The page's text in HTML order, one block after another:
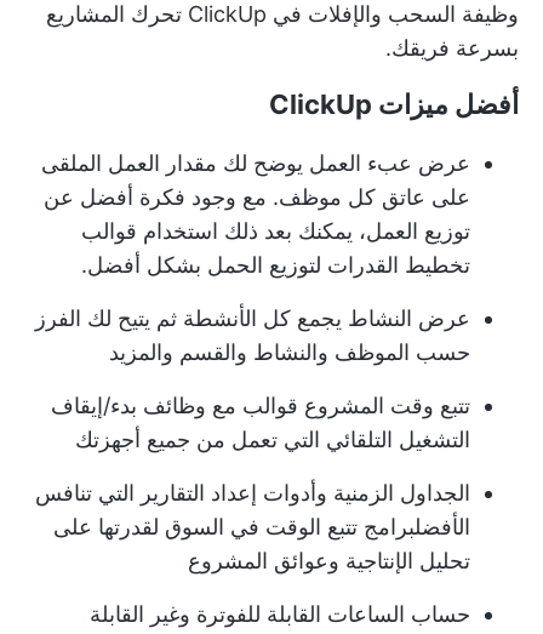
وظيفة السحب والإفلات في ClickUp تحرك المشاريع
بسرعة فريقك.
أفضل ميزات ClickUp
عرض عبء العمل يوضح لك مقدار العمل الملقى
على عاتق كل موظف. مع وجود فكرة أفضل عن
توزيع العمل، يمكنك بعد ذلك استخدام قوالب
تخطيط القدرات لتوزيع الحمل بشكل أفضل.
عرض النشاط يجمع كل الأنشطة ثم يتيح لك الفرز
حسب الموظف والنشاط والقسم والمزيد
تتبع وقت المشروع قوالب مع وظائف بدء/إيقاف
التشغيل التلقائي التي تعمل من جميع أجهزتك
الجداول الزمنية وأدوات إعداد التقارير التي تنافس
الأفضلبرامج تتبع الوقت في السوق لقدرتها على
تحليل الإنتاجية وعوائق المشروع
حساب الساعات القابلة للفوترة وغير القابلة